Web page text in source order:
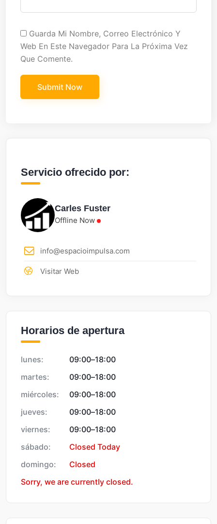
Guarda Mi Nombre, Correo Electrónico Y
Web En Este Navegador Para La Próxima Vez
Que Comente.
Servicio ofrecido por:
Carles Fuster
Offline Now
info@espacioimpulsa.com
Visitar Web
Horarios de apertura
lunes: 09:00–18:00
martes:
09:00–18:00
miércoles:
09:00–18:00
jueves:
09:00–18:00
viernes:
09:00–18:00
sábado:
Closed Today
domingo:
Closed
Sorry, we are currently closed.